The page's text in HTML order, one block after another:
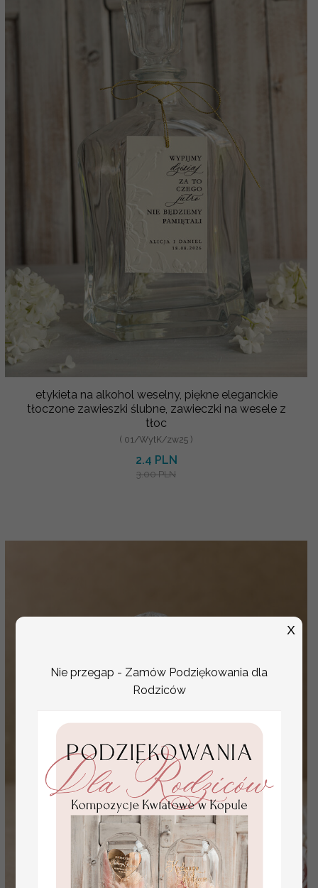
etykieta na alkohol weselny, piękne eleganckie
tłoczone zawieszki ślubne, zawieczki na wesele z
tłoc
( 01/WytK/zw25 )
2.4 PLN
3.00 PLN
Nie przegap - Zamów Podziękowania dla
Rodziców
X